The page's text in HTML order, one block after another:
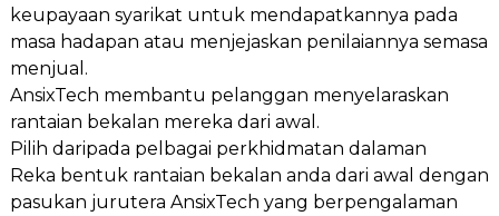
keupayaan syarikat untuk mendapatkannya pada
masa hadapan atau menjejaskan penilaiannya semasa
menjual.
AnsixTech membantu pelanggan menyelaraskan
rantaian bekalan mereka dari awal.
Pilih daripada pelbagai perkhidmatan dalaman
Reka bentuk rantaian bekalan anda dari awal dengan
pasukan jurutera AnsixTech yang berpengalaman